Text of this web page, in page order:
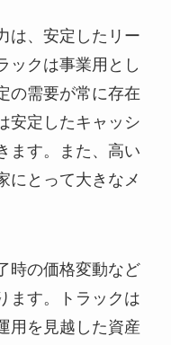
は、安定したリー
ックは事業用とし
の需要が常に存在
安定したキャッシ
ます。また、高い
にとって大きなメ
時の価格変動など
ます。トラックは
用を見越した資産